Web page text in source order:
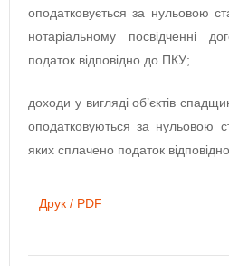
оподатковується за нульовою
нотаріальному посвідченні
податок відповідно до ПКУ;
доходи у вигляді об’єктів
оподатковуються за нульовою
яких сплачено податок
Друк / PDF